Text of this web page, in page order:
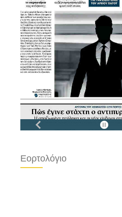
Εορτολόγιο